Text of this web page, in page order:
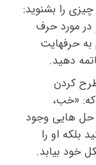
را بشنوید:
مورد حرف
حرفهایت
دهید.
کردن
«خب،
حل هایی وجود
بلکه او را
خود بیابد.